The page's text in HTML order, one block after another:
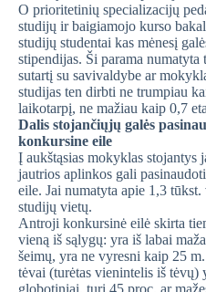
O prioritetinių specializacijų
studijų ir baigiamojo kurso
studijų studentai kas mėnesį
stipendijas. Ši parama numatyta
sutartį su savivaldybe ar
studijas ten dirbti ne trumpiau
laikotarpį, ne mažiau kaip 0,7
Dalis stojančiųjų galės
konkursine eile
Į aukštąsias mokyklas stojantys
jautrios aplinkos gali
eile. Jai numatyta apie 1,3
studijų vietų.
Antroji konkursinė eilė skirta
vieną iš sąlygų: yra iš labai
šeimų, yra ne vyresni kaip 25
tėvai (turėtas vienintelis iš tėvų)